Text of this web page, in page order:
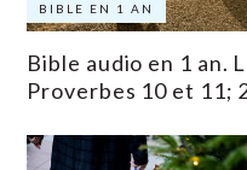
BIBLE EN 1 AN
Bible audio en 1 an.
Proverbes 10 et 11;